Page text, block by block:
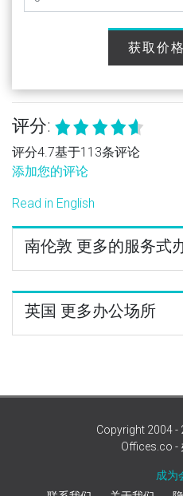
获取价
评分:
评分4.7基于113条评论
添加您的评论
Read in English
南伦敦 更多的服务式
英国 更多办公场所
Copyright 2004 -
Offices.co -
成为